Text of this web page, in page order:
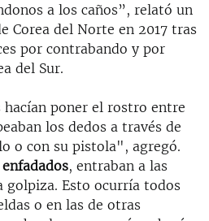
a los caños”, relató un
Corea del Norte en 2017 tras
por contrabando y por
del Sur.
poner el rostro entre
los dedos a través de
o con su pistola", agregó.
, entraban a las
golpiza. Esto ocurría todos
o en las de otras